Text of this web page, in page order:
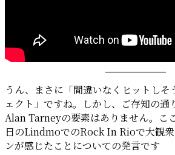
うん、まさに「間違いなくヒットしそ
ェクト」ですね。しかし、ご存知の
Alan Tarneyの要素はありません。こ
日のLindmoでのRock In Rioで大観衆
ンが感じたことについての発言です